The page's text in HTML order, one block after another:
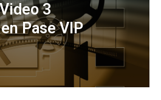
3
Pase VIP